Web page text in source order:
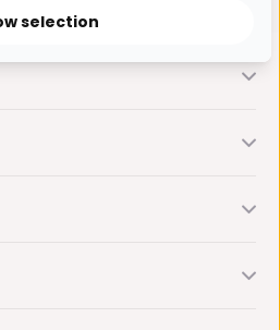
selection